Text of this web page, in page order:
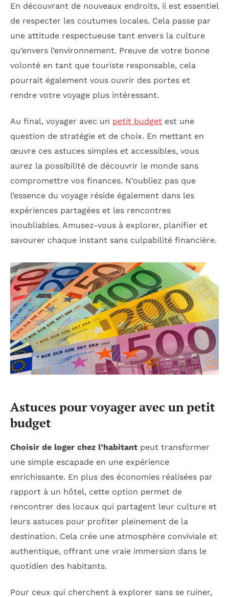
En découvrant de nouveaux endroits, il est essentiel
de respecter les coutumes locales. Cela passe par
une attitude respectueuse tant envers la culture
qu’envers l’environnement. Preuve de votre bonne
volonté en tant que touriste responsable, cela
pourrait également vous ouvrir des portes et
rendre votre voyage plus intéressant.
Au final, voyager avec un petit budget est une
question de stratégie et de choix. En mettant en
œuvre ces astuces simples et accessibles, vous
aurez la possibilité de découvrir le monde sans
compromettre vos finances. N’oubliez pas que
l’essence du voyage réside également dans les
expériences partagées et les rencontres
inoubliables. Amusez-vous à explorer, planifier et
savourer chaque instant sans culpabilité financière.
Astuces pour voyager avec un petit
budget
Choisir de loger chez l’habitant peut transformer
une simple escapade en une expérience
enrichissante. En plus des économies réalisées par
rapport à un hôtel, cette option permet de
rencontrer des locaux qui partagent leur culture et
leurs astuces pour profiter pleinement de la
destination. Cela crée une atmosphère conviviale et
authentique, offrant une vraie immersion dans le
quotidien des habitants.
Pour ceux qui cherchent à explorer sans se ruiner,